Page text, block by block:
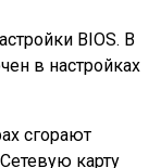
BIOS. В
в настройках
сгорают
карту